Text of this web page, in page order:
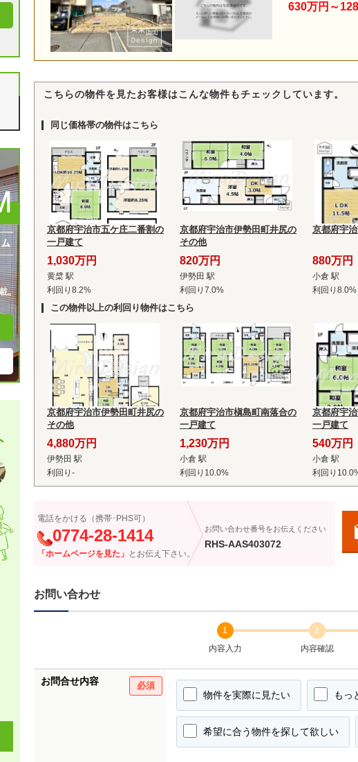
630万円～
こちらの物件を見たお客様はこんな物件もチェックしています。
同じ価格帯の物件はこちら
京都府宇治市五ケ庄二番割の
一戸建て
1,030万円
黄檗 駅
利回り8.2%
京都府宇治市伊勢田町井尻の
その他
820万円
伊勢田 駅
利回り7.0%
京都府宇
880万円
小倉 駅
利回り8.0%
この物件以上の利回り物件はこちら
京都府宇治市伊勢田町井尻の
その他
4,880万円
伊勢田 駅
利回り-
京都府宇治市槇島町南落合の
一戸建て
1,230万円
小倉 駅
利回り10.0%
京都府宇
一戸建て
540万円
小倉 駅
利回り
電話をかける（携帯･PHS可）
0774-28-1414
「ホームページを見た」 とお伝え下さい。
お問い合わせ番号をお伝えください
RHS-AAS403072
お問い合わせ
1
内容入力
2
内容確認
お問合せ内容 必須
物件を実際に見たい もっ
希望に合う物件を探して欲しい